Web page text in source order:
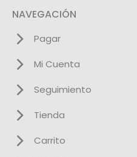
NAVEGACIÓN
Pagar
Mi Cuenta
Seguimiento
Tienda
Carrito